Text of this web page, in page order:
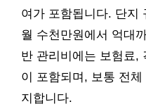
여가 포함됩니다. 단지
월 수천만원에서 억대
반 관리비에는 보험료,
이 포함되며, 보통 전
지합니다.